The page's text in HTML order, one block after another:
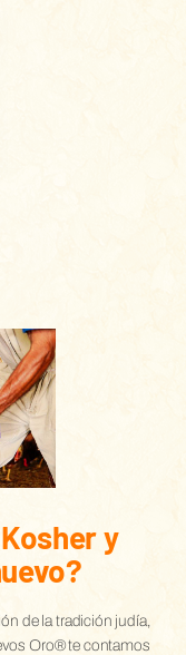
y
de la tradición judía,
Oro® te contamos